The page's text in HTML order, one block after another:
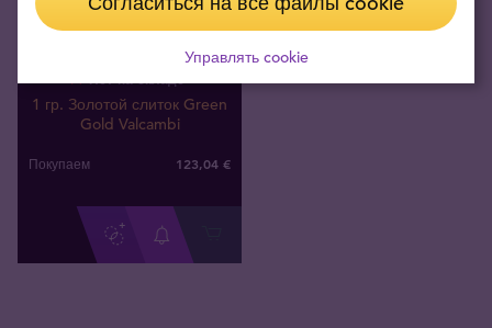
1 гр. Золотой слиток Green
Gold Valcambi
Покупаем 123,04 €
Управлять cookie